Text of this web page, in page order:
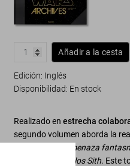
Añadir a la cesta
Edición: Inglés
Disponibilidad: En stock
Realizado enestrecha
segundo volumen aborda la
La amenaza
La venganza de los Sith. Este